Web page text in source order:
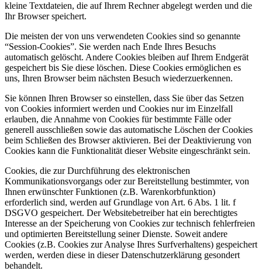
kleine Textdateien, die auf Ihrem Rechner abgelegt werden und die
Ihr Browser speichert.
Die meisten der von uns verwendeten Cookies sind so genannte
“Session-Cookies”. Sie werden nach Ende Ihres Besuchs
automatisch gelöscht. Andere Cookies bleiben auf Ihrem Endgerät
gespeichert bis Sie diese löschen. Diese Cookies ermöglichen es
uns, Ihren Browser beim nächsten Besuch wiederzuerkennen.
Sie können Ihren Browser so einstellen, dass Sie über das Setzen
von Cookies informiert werden und Cookies nur im Einzelfall
erlauben, die Annahme von Cookies für bestimmte Fälle oder
generell ausschließen sowie das automatische Löschen der Cookies
beim Schließen des Browser aktivieren. Bei der Deaktivierung von
Cookies kann die Funktionalität dieser Website eingeschränkt sein.
Cookies, die zur Durchführung des elektronischen
Kommunikationsvorgangs oder zur Bereitstellung bestimmter, von
Ihnen erwünschter Funktionen (z.B. Warenkorbfunktion)
erforderlich sind, werden auf Grundlage von Art. 6 Abs. 1 lit. f
DSGVO gespeichert. Der Websitebetreiber hat ein berechtigtes
Interesse an der Speicherung von Cookies zur technisch fehlerfreien
und optimierten Bereitstellung seiner Dienste. Soweit andere
Cookies (z.B. Cookies zur Analyse Ihres Surfverhaltens) gespeichert
werden, werden diese in dieser Datenschutzerklärung gesondert
behandelt.